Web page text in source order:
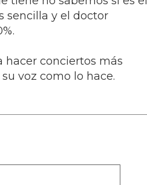
sencilla y el doctor
hacer conciertos más
voz como lo hace.